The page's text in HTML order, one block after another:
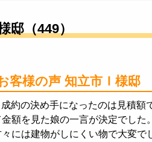
邸（449）
客様の声 知立市Ｉ様邸
成約の決め手になったのは見積額
金額を見た娘の一言が決定でした
々には建物がしにくい物で大変で